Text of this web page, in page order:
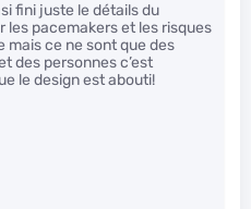
fini juste le détails du
pacemakers et les risques
mais ce ne sont que des
des personnes c’est
le design est abouti!